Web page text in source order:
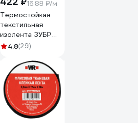
16.88 ₽/м
Термостойкая
текстильная
изолента ЗУБР
Авто-Жгут 19 мм х
4.8(29)